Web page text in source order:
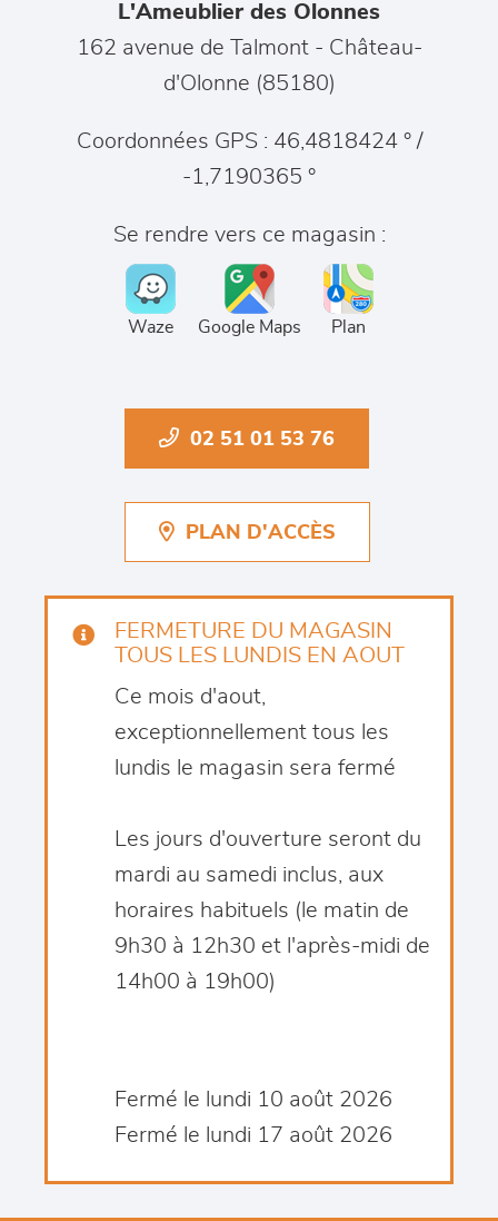
décoration
L'Ameublier des Olonnes
162 avenue de Talmont - Château-
d'Olonne (85180)
Coordonnées GPS : 46,4818424 ° /
-1,7190365 °
Se rendre vers ce magasin :
Waze Google Maps Plan
02 51 01 53 76
PLAN D'ACCÈS
FERMETURE DU MAGASIN
TOUS LES LUNDIS EN AOUT
Ce mois d'aout,
exceptionnellement tous les
lundis le magasin sera fermé
Les jours d'ouverture seront du
mardi au samedi inclus, aux
horaires habituels (le matin de
9h30 à 12h30 et l'après-midi de
14h00 à 19h00)
Fermé le lundi 10 août 2026
Fermé le lundi 17 août 2026